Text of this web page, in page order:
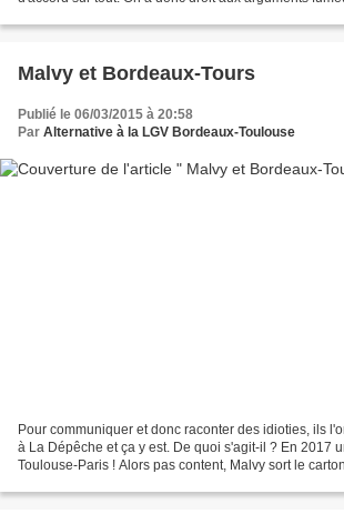
Malvy et Bordeaux-Tours
Publié le 06/03/2015 à 20:58
Par Alternative à la LGV Bordeaux-Toulouse
Pour communiquer et donc raconter des idioties, ils
à La Dépêche et ça y est. De quoi s'agit-il ? En 2017
Toulouse-Paris ! Alors pas content, Malvy sort le